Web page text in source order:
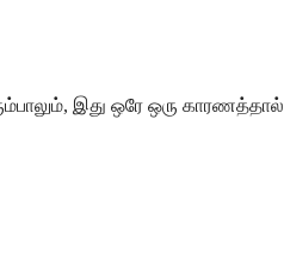
இது ஒரே ஒரு